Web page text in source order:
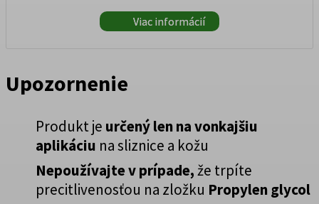
Viac informácií
Upozornenie
Produkt je určený len na vonkajšiu
aplikáciu na sliznice a kožu
Nepoužívajte v prípade,že trpíte
precitlivenosťou na zložku Propylen glycol